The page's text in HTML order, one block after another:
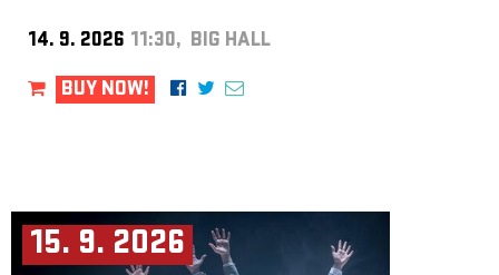
14. 9. 2026 11:30, BIG HALL
BUY NOW!
15. 9. 2026